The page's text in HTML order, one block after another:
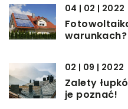
04 | 02 | 2022
warunkach?
02 | 09 | 2022
Zalety
je poznać!